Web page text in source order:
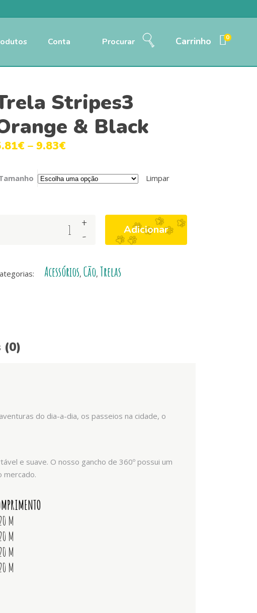
Conta Procurar Carrinho 0
Stripes3
& Black
€ – 9.83€
Limpar
-
+ Adicionar
Acessórios, Cão, Trelas
(0)
do dia-a-dia, os passeios na cidade, o
e suave. O nosso gancho de 360º possui um
mercado.
M
M
M
M